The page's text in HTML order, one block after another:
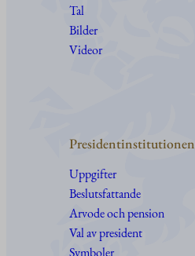
Tal
Bilder
Videor
Presidentinstitutionen
Uppgifter
Beslutsfattande
Arvode och pension
Val av president
Symboler